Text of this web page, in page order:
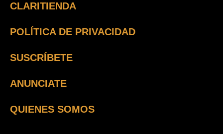
CLARITIENDA
POLÍTICA DE PRIVACIDAD
SUSCRÍBETE
ANUNCIATE
QUIENES SOMOS